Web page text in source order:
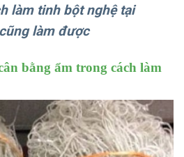
làm tinh bột nghệ tại
làm được
bằng ẩm trong cách làm